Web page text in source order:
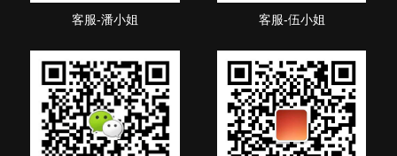
客服-潘小姐 客服-伍小姐